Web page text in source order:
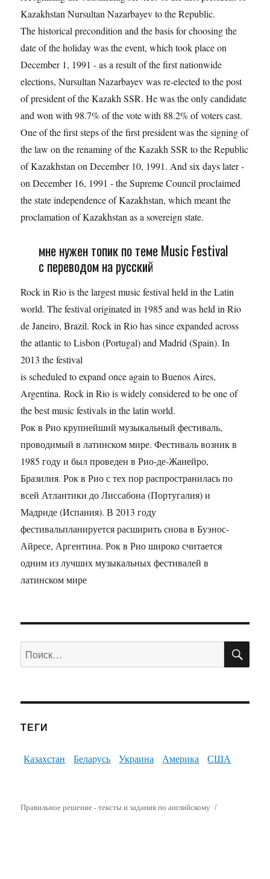
Kazakhstan Nursultan Nazarbayev to the Republic.
The historical precondition and the basis for choosing the
date of the holiday was the event, which took place on
December 1, 1991 - as a result of the first nationwide
elections, Nursultan Nazarbayev was re-elected to the post
of president of the Kazakh SSR. He was the only candidate
and won with 98.7% of the vote with 88.2% of voters cast.
One of the first steps of the first president was the signing of
the law on the renaming of the Kazakh SSR to the Republic
of Kazakhstan on December 10, 1991. And six days later -
on December 16, 1991 - the Supreme Council proclaimed
the state independence of Kazakhstan, which meant the
proclamation of Kazakhstan as a sovereign state.
мне нужен топик по теме Music Festival
с переводом на русский
Rock in Rio is the largest music festival held in the Latin
world. The festival originated in 1985 and was held in Rio
de Janeiro, Brazil. Rock in Rio has since expanded across
the atlantic to Lisbon (Portugal) and Madrid (Spain). In
2013 the festival
is scheduled to expand once again to Buenos Aires,
Argentina. Rock in Rio is widely considered to be one of
the best music festivals in the latin world.
Рок в Рио крупнейший музыкальный фестиваль,
проводимый в латинском мире. Фестиваль возник в
1985 году и был проведен в Рио-де-Жанейро,
Бразилия. Рок в Рио с тех пор распространилась по
всей Атлантики до Лиссабона (Португалия) и
Мадриде (Испания). В 2013 году
фестивальпланируется расширить снова в Буэнос-
Айресе, Аргентина. Рок в Рио широко считается
одним из лучших музыкальных фестивалей в
латинском мире
Искать:
ТЕГИ
Казахстан Беларусь Украина Америка США
Правильное решение - тексты и задания по английскому